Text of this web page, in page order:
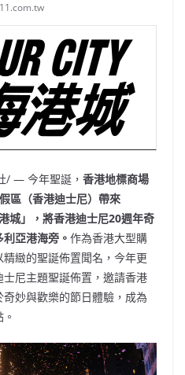
/ — 今年聖誕， 香港地標商場
區（香港迪士尼）帶來
城」，將香港迪士尼20週年奇
亞港海旁。 作為香港大型購
緻的聖誕佈置聞名，今年更
尼主題聖誕佈置，邀請香港
妙與歡樂的節日體驗，成為